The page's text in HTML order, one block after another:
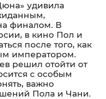
удивила
финалом. В
в кино Пол и
после того, как
императором.
решил отойти от
с особым
важно
Пола и Чани.